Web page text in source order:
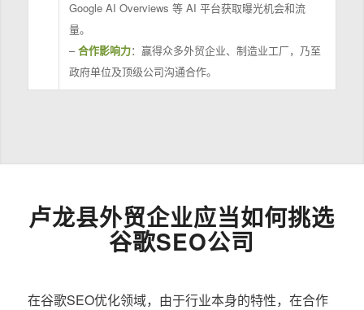
Google AI Overviews 等 AI 平台获取曝光机会和流
量。
–合作影响力：赢得众多外贸企业、制造业工厂，乃至
政府单位及顶级公司沟通合作。
卢龙县外贸企业应当如何挑选
谷歌SEO公司
在谷歌SEO优化领域，由于行业本身的特性，在合作